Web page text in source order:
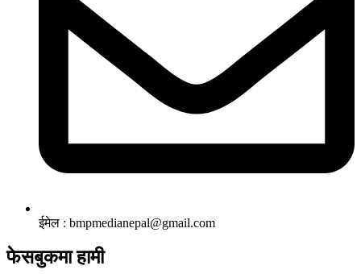
ईमेल : bmpmedianepal@gmail.com
फेसबुकमा हामी